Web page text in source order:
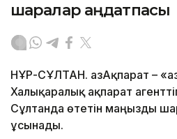
шаралар аңдатпасы
НҰР-СҰЛТАН. ҚазАқпарат –
Халықаралық ақпарат
Сұлтанда өтетін маңызды
ұсынады.